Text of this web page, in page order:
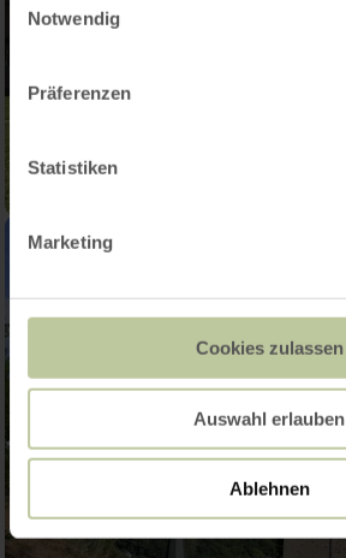
Notwendig
Präferenzen
Statistiken
Marketing
Cookies zulassen
Auswahl erlauben
Ablehnen